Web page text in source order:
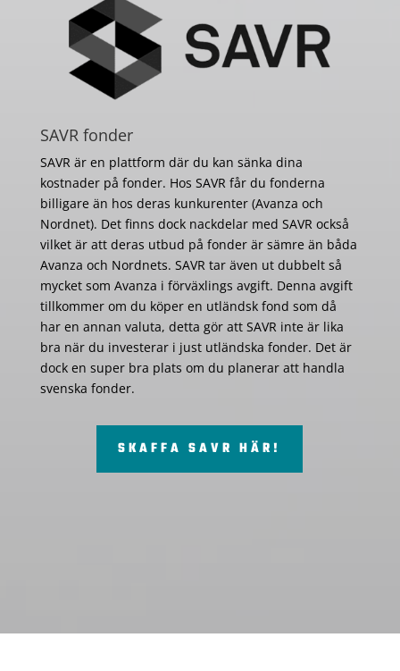
SAVR fonder
SAVR är en plattform där du kan sänka dina
kostnader på fonder. Hos SAVR får du fonderna
billigare än hos deras kunkurenter (Avanza och
Nordnet). Det finns dock nackdelar med SAVR också
vilket är att deras utbud på fonder är sämre än båda
Avanza och Nordnets. SAVR tar även ut dubbelt så
mycket som Avanza i förväxlings avgift. Denna avgift
tillkommer om du köper en utländsk fond som då
har en annan valuta, detta gör att SAVR inte är lika
bra när du investerar i just utländska fonder. Det är
dock en super bra plats om du planerar att handla
svenska fonder.
SKAFFA SAVR HÄR!